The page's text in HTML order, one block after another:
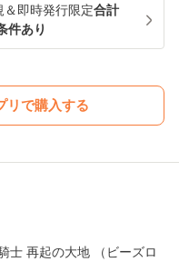
＆即時発行限定合計
件あり
リで購入する
士 再起の大地 （ビーズロ